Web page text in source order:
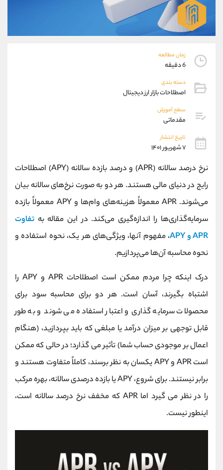
زمان مطالعه
6 دقیقه
دسته بندی
اصطلاحات بازار ارز دیجیتال
سطح آموزش
مقدماتی
تاریخ انتشار
۷ شهریور ۱۴۰۱
نرخ درصد سالانه (APR) و درصد بازده سالانه (APY) اصطلاحات
رایج در دنیای مالی هستند. هر دو به صورت نرخ‌های سالانه بیان
می‌شوند. APR معمولاً هزینه‌های وام‌ها و APY معمولاً بازده
سرمایه‌گذاری‌ها را اندازه‌گیری می‌کند. در این مقاله به تفاوت
APR و APY
، مفهوم آنها، ویژگی‌های هر یک، نحوه استفاده و
نحوه محاسبه آن‌ها می‌پردازیم.
درک اینکه چرا مردم ممکن است اصطلاحات APR و APY را
اشتباه بگیرند، آسان است. هر دو برای محاسبه سود برای
محصولات سرمایه گذاری و اعتبار استفاده می شوند و به طور
قابل توجهی بر میزان درآمد یا مبلغی که باید بپردازید، (هنگام
اعمال بر موجودی حساب شما) تأثیر می گذارد؛ در حالی که ممکن
است APR و APY یکسان به نظر برسند، کاملاً متفاوت هستند و
برابر نیستند. برای شروع، APY یا بازده درصدی سالانه، بهره مرکب
را در نظر می گیرد اما APR که مخفف نرخ درصد سالانه است،
اینطور نیست.
واتساپ
تلگرام
پشتیبان فروش
موبایل
واتساپ
داخلی
اطلاعات تماس (دفتر فروش)
تلفن 021-22021030
بدون پیش شماره 90001030
اینستاگرام @alireza.mehrabii
کانال تلگرام @alirezamehrabi_com